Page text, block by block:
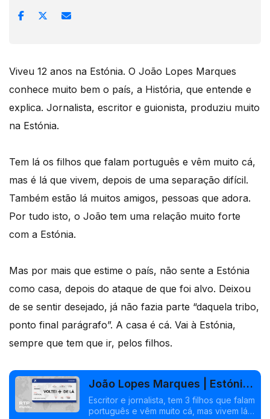
Viveu 12 anos na Estónia. O João Lopes Marques
conhece muito bem o país, a História, que entende e
explica. Jornalista, escritor e guionista, produziu muito
na Estónia.
Tem lá os filhos que falam português e vêm muito cá,
mas é lá que vivem, depois de uma separação difícil.
Também estão lá muitos amigos, pessoas que adora.
Por tudo isto, o João tem uma relação muito forte
com a Estónia.
Mas por mais que estime o país, não sente a Estónia
como casa, depois do ataque de que foi alvo. Deixou
de se sentir desejado, já não fazia parte “daquela tribo,
ponto final parágrafo”. A casa é cá. Vai à Estónia,
sempre que tem que ir, pelos filhos.
João Lopes Marques | Estónia
> Lisboa
Escritor e jornalista, tem 3 filhos que falam
português e vêm muito cá, mas vivem lá,